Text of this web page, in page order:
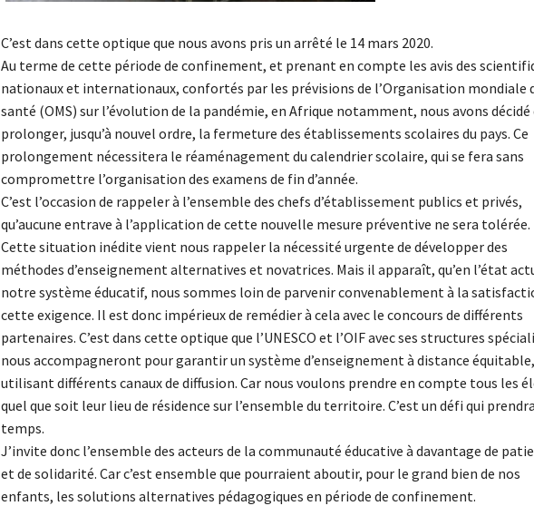
C’est dans cette optique que nous avons pris un arrêté le 14 mars 2020.
Au terme de cette période de confinement, et prenant en compte les avis des
nationaux et internationaux, confortés par les prévisions de l’Organisation mondiale
santé (OMS) sur l’évolution de la pandémie, en Afrique notamment, nous avons décidé
prolonger, jusqu’à nouvel ordre, la fermeture des établissements scolaires du pays. Ce
prolongement nécessitera le réaménagement du calendrier scolaire, qui se fera sans
compromettre l’organisation des examens de fin d’année.
C’est l’occasion de rappeler à l’ensemble des chefs d’établissement publics et privés,
qu’aucune entrave à l’application de cette nouvelle mesure préventive ne sera tolérée.
Cette situation inédite vient nous rappeler la nécessité urgente de développer des
méthodes d’enseignement alternatives et novatrices. Mais il apparaît, qu’en l’état
notre système éducatif, nous sommes loin de parvenir convenablement à la
cette exigence. Il est donc impérieux de remédier à cela avec le concours de différents
partenaires. C’est dans cette optique que l’UNESCO et l’OIF avec ses structures
nous accompagneront pour garantir un système d’enseignement à distance équitable,
utilisant différents canaux de diffusion. Car nous voulons prendre en compte tous les
quel que soit leur lieu de résidence sur l’ensemble du territoire. C’est un défi qui
temps.
J’invite donc l’ensemble des acteurs de la communauté éducative à davantage de
et de solidarité. Car c’est ensemble que pourraient aboutir, pour le grand bien de nos
enfants, les solutions alternatives pédagogiques en période de confinement.